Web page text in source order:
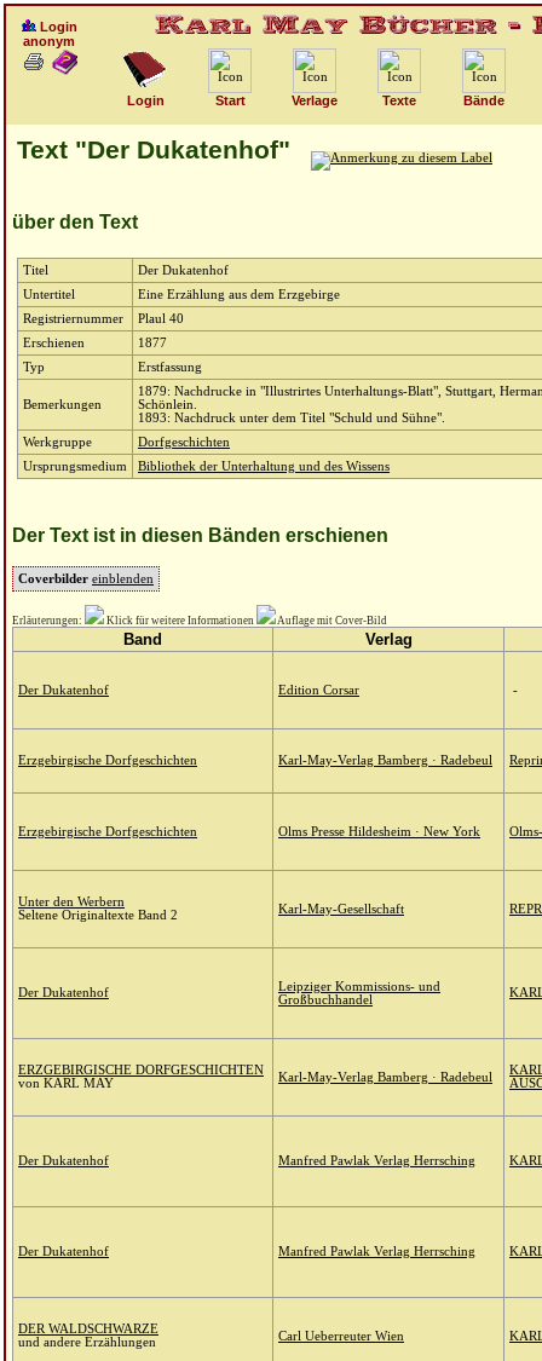
Login
anonym
Login Start Verlage Texte Bände
Text "Der Dukatenhof"
über den Text
Titel
Der Dukatenhof
Untertitel
Eine Erzählung aus dem Erzgebirge
Registriernummer
Plaul 40
Erschienen
1877
Typ
Erstfassung
Bemerkungen
1879: Nachdrucke in "Illustrirtes Unterhaltungs-Blatt", Stuttgart,
Schönlein.
1893: Nachdruck unter dem Titel "Schuld und Sühne".
Werkgruppe
Dorfgeschichten
Ursprungsmedium
Bibliothek der Unterhaltung und des Wissens
Der Text ist in diesen Bänden erschienen
Coverbilder einblenden
Erläuterungen: Klick für weitere Informationen Auflage mit Cover-Bild
Band Verlag
Der Dukatenhof Edition Corsar -
Erzgebirgische Dorfgeschichten Karl-May-Verlag Bamberg · Radebeul
Erzgebirgische Dorfgeschichten Olms Presse Hildesheim · New York
Unter den Werbern
Seltene Originaltexte Band 2
Karl-May-Gesellschaft
Der Dukatenhof
Leipziger Kommissions- und
Großbuchhandel
ERZGEBIRGISCHE DORFGESCHICHTEN
von KARL MAY
Karl-May-Verlag Bamberg · Radebeul
Der Dukatenhof Manfred Pawlak Verlag Herrsching
Der Dukatenhof Manfred Pawlak Verlag Herrsching
DER WALDSCHWARZE
und andere Erzählungen
Carl Ueberreuter Wien